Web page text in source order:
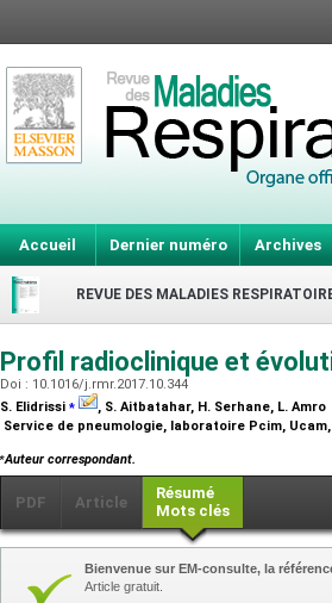
Accueil Dernier numéro Archives
REVUE DES MALADIES
Profil radioclinique et
Doi : 10.1016/j.rmr.2017.10.344
S. Elidrissi ⁎
, S. Aitbatahar, H. Serhane, L. Amro
Service de pneumologie, laboratoire Pcim,
⁎Auteur correspondant.
PDF Article
Résumé
Mots clés
Bienvenue sur EM-consulte, la
Article gratuit.